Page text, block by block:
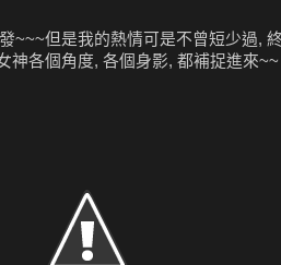
~~~但是我的熱情可是不曾短少過,
各個角度, 各個身影, 都補捉進來